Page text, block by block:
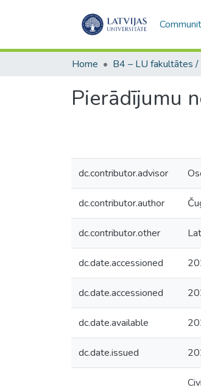
Home
Pierādījumu
dc.contributor.advisor
dc.contributor.author
dc.contributor.other
dc.date.accessioned
dc.date.accessioned
dc.date.available
dc.date.issued